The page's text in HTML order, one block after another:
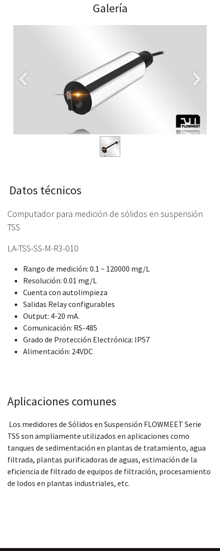
Galería
Anterior
Datos técnicos
Computador para medición de sólidos en suspensión
TSS
LA-TSS-SS-M-R3-010
Rango de medición: 0.1 ~ 120000 mg/L
Resolución: 0.01 mg/L
Cuenta con autolimpieza
Salidas Relay configurables
Output: 4-20 mA.
Comunicación: RS-485
Grado de Protección Electrónica: IP57
Alimentación: 24VDC
Aplicaciones comunes
Los medidores de Sólidos en Suspensión FLOWMEET Serie
TSS son ampliamente utilizados en aplicaciones como
tanques de sedimentación en plantas de tratamiento, agua
filtrada, plantas purificadoras de aguas, estimación de la
eficiencia de filtrado de equipos de filtración, procesamiento
de lodos en plantas industriales, etc.